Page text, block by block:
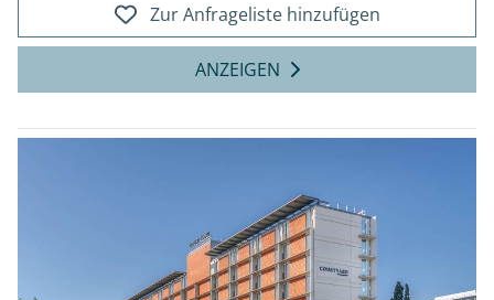
Zur Anfrageliste hinzufügen
ANZEIGEN